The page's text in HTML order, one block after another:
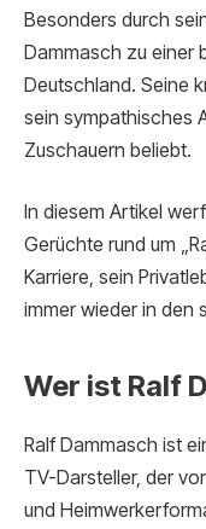
Besonders durch
Dammasch zu einer
Deutschland. Seine
sein sympathisches
Zuschauern beliebt.
In diesem Artikel
Gerüchte rund um
Karriere, sein
immer wieder in den
Wer ist Ralf
Ralf Dammasch ist
TV-Darsteller, der
und